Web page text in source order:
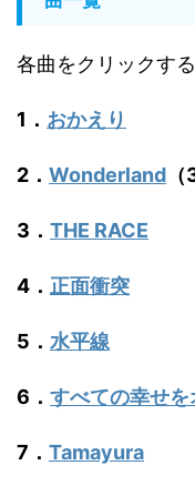
各曲をクリックす
1． おかえり
2． Wonderland
3． THE RACE
4． 正面衝突
5． 水平線
6． すべての幸せを
7． Tamayura